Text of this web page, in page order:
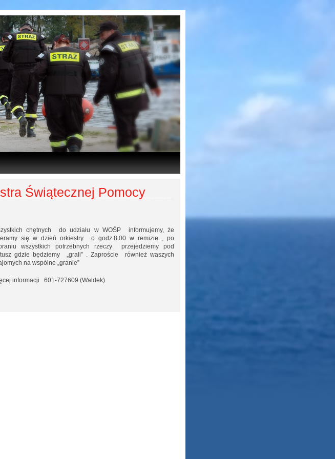
Świątecznej Pomocy
chętnych do udziału w WOŚP informujemy, że
się w dzień orkiestry o godz.8.00 w remizie , po
wszystkich potrzebnych rzeczy przejedziemy pod
gdzie będziemy „grali” . Zaproście również waszych
na wspólne „granie”
informacji 601-727609 (Waldek)